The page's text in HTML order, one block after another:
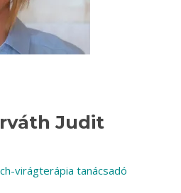
Judit
virágterápia tanácsadó